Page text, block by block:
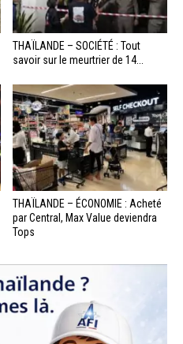
THAÏLANDE – SOCIÉTÉ : Tout
savoir sur le meurtrier de 14...
THAÏLANDE – ÉCONOMIE : Acheté
par Central, Max Value deviendra
Tops